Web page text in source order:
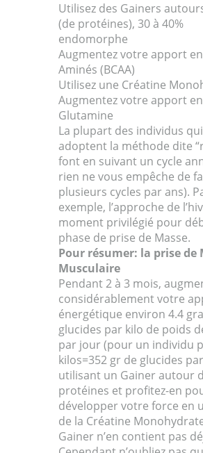
Utilisez des Gainers
(de protéines), 30 à 40%
endomorphe
Augmentez votre apport
Aminés (BCAA)
Utilisez une Créatine
Augmentez votre apport en
Glutamine
La plupart des individus qui
adoptent la méthode dite
font en suivant un cycle
rien ne vous empêche de
plusieurs cycles par ans).
exemple, l’approche de
moment privilégié pour
phase de prise de Masse.
Pour résumer: la prise de
Musculaire
Pendant 2 à 3 mois,
considérablement votre
énergétique environ 4.4
glucides par kilo de poids
par jour (pour un individu
kilos=352 gr de glucides
utilisant un Gainer autour
protéines et profitez-en
développer votre force en
de la Créatine
Gainer n’en contient pas